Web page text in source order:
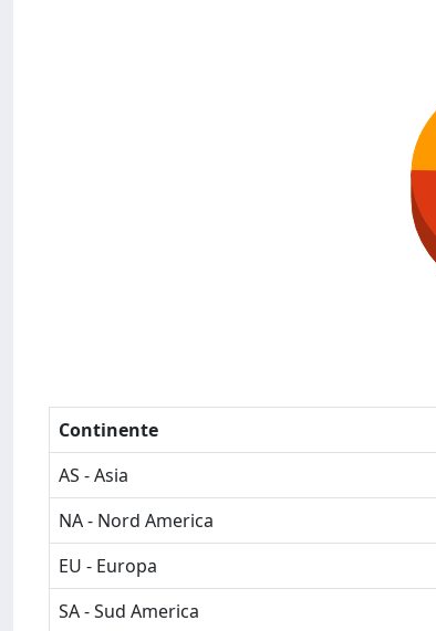
Continente
AS - Asia
NA - Nord America
EU - Europa
SA - Sud America